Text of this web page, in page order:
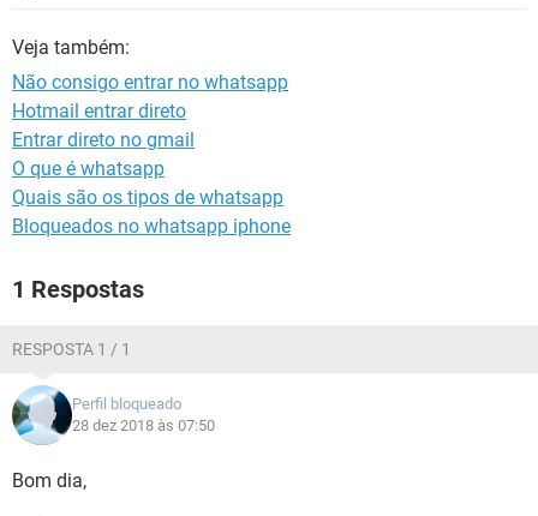
Veja também:
Não consigo entrar no whatsapp
Hotmail entrar direto
Entrar direto no gmail
O que é whatsapp
Quais são os tipos de whatsapp
Bloqueados no whatsapp iphone
1 Respostas
RESPOSTA 1 / 1
Perfil bloqueado
28 dez 2018 às 07:50
Bom dia,